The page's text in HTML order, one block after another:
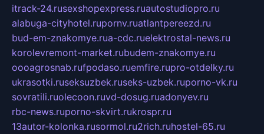
itrack-24.rusexshopexpress.ruautostudiopro.ru
alabuga-cityhotel.rupornv.ruatlantpereezd.ru
bud-em-znakomye.rua-cdc.ruelektrostal-news.ru
korolevremont-market.rubudem-znakomye.ru
oooagrosnab.rufpodaso.ruemfire.rupro-otdelky.ru
ukrasotki.ruseksuzbek.ruseks-uzbek.ruporno-vk.ru
sovratili.ruolecoon.ruvd-dosug.ruadonyev.ru
rbc-news.ruporno-skvirt.rukrospr.ru
13autor-kolonka.rusormol.ru2rich.ruhostel-65.ru